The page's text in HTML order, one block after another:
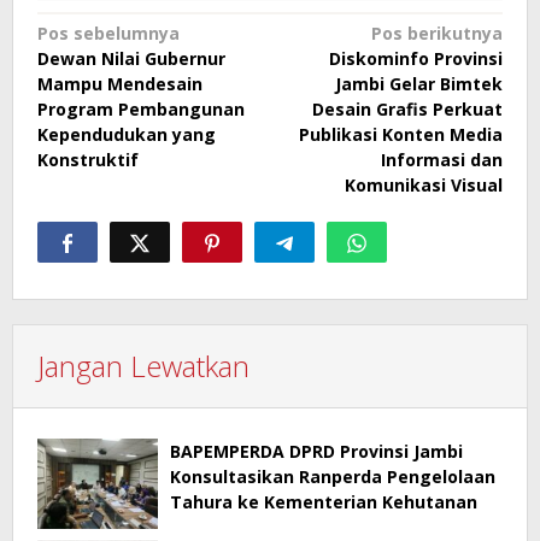
Navigasi
pos
Pos sebelumnya
Dewan Nilai Gubernur
Mampu Mendesain
Program Pembangunan
Kependudukan yang
Konstruktif
Pos berikutnya
Diskominfo Provinsi
Jambi Gelar Bimtek
Desain Grafis Perkuat
Publikasi Konten Media
Informasi dan
Komunikasi Visual
Jangan Lewatkan
BAPEMPERDA DPRD Provinsi Jambi
Konsultasikan Ranperda Pengelolaan
Tahura ke Kementerian Kehutanan